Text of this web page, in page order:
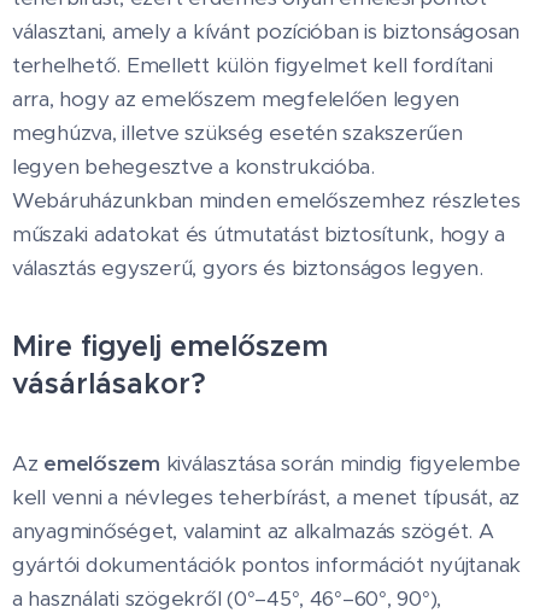
választani, amely a kívánt pozícióban is biztonságosan
terhelhető. Emellett külön figyelmet kell fordítani
arra, hogy az emelőszem megfelelően legyen
meghúzva, illetve szükség esetén szakszerűen
legyen behegesztve a konstrukcióba.
Webáruházunkban minden emelőszemhez részletes
műszaki adatokat és útmutatást biztosítunk, hogy a
választás egyszerű, gyors és biztonságos legyen.
Mire figyelj emelőszem
vásárlásakor?
Az emelőszem kiválasztása során mindig figyelembe
kell venni a névleges teherbírást, a menet típusát, az
anyagminőséget, valamint az alkalmazás szögét. A
gyártói dokumentációk pontos információt nyújtanak
a használati szögekről (0°–45°, 46°–60°, 90°),